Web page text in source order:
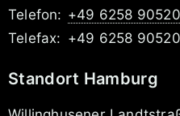
Telefon: +49 6258
Telefax: +49 6258
Standort Hamburg